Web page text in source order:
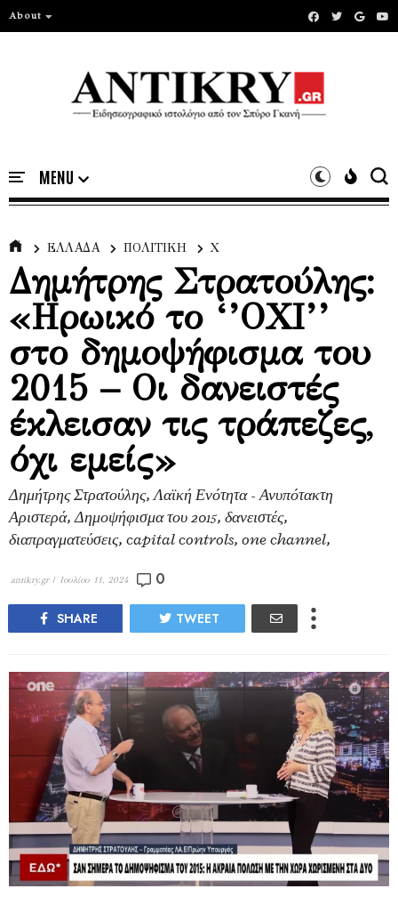
About
ΕΛΛΑΔΑ ΠΟΛΙΤΙΚΗ Χ
Δημήτρης Στρατούλης:
«Ηρωικό το ‘’ΟΧΙ’’
στο δημοψήφισμα του
2015 – Οι δανειστές
έκλεισαν τις τράπεζες,
όχι εμείς»
Δημήτρης Στρατούλης, Λαϊκή Ενότητα - Ανυπότακτη
Αριστερά, Δημοψήφισμα του 2015, δανειστές,
διαπραγματεύσεις, capital controls, one channel,
antikry.gr | Ιουλίου 11, 2024 0
SHARE TWEET